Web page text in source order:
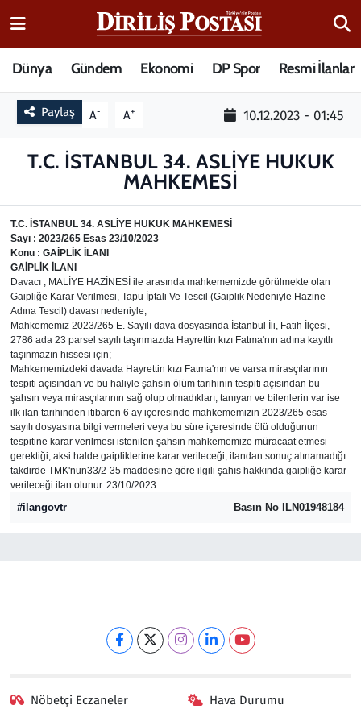
Dünya Gündem Ekonomi DP Spor Resmi İlanlar
Paylaş A- A+ 10.12.2023 - 01:45
T.C. İSTANBUL 34. ASLİYE HUKUK
MAHKEMESİ
T.C. İSTANBUL 34. ASLİYE HUKUK MAHKEMESİ
Sayı : 2023/265 Esas 23/10/2023
Konu : GAİPLİK İLANI
GAİPLİK İLANI
Davacı , MALİYE HAZİNESİ ile arasında mahkememizde görülmekte olan
Gaipliğe Karar Verilmesi, Tapu İptali Ve Tescil (Gaiplik Nedeniyle Hazine
Adına Tescil) davası nedeniyle;
Mahkememiz 2023/265 E. Sayılı dava dosyasında İstanbul İli, Fatih İlçesi,
2786 ada 23 parsel sayılı taşınmazda Hayrettin kızı Fatma'nın adına kayıtlı
taşınmazın hissesi için;
Mahkememizdeki davada Hayrettin kızı Fatma'nın ve varsa mirasçılarının
tespiti açısından ve bu haliyle şahsın ölüm tarihinin tespiti açısından bu
şahsın veya mirasçılarının sağ olup olmadıkları, tanıyan ve bilenlerin var ise
ilk ilan tarihinden itibaren 6 ay içeresinde mahkememizin 2023/265 esas
sayılı dosyasına bilgi vermeleri veya bu süre içeresinde ölü olduğunun
tespitine karar verilmesi istenilen şahsın mahkememize müracaat etmesi
gerektiği, aksi halde gaipliklerine karar verileceği, ilandan sonuç alınamadığı
takdirde TMK'nun33/2-35 maddesine göre ilgili şahıs hakkında gaipliğe karar
verileceği ilan olunur. 23/10/2023
#ilangovtr Basın No ILN01948184
Nöbetçi Eczaneler Hava Durumu
15 Temmuz Destanı
Analiz-Yorum
Eğitim
Ekonomi
Elif Kuşağı
Güncel
Gündem
Haber
Kültür Sanat
Kurumsal Haberler
Ramazan
Nöbetçi Eczaneler
Hava Durumu
Süper Lig Puan Durumu ve Fikstür
Tüm Manşetler
Son Dakika Haberleri
Haber Arşivi